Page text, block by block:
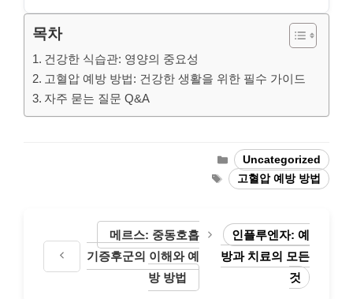
목차
건강한 식습관: 영양의 중요성
고혈압 예방 방법: 건강한 생활을 위한 필수 가이드
자주 묻는 질문 Q&A
Categories
Uncategorized
Tags고혈압 예방 방법
메르스: 중동호흡
기증후군의 이해와 예
방 방법
인플루엔자: 예
방과 치료의 모든
것